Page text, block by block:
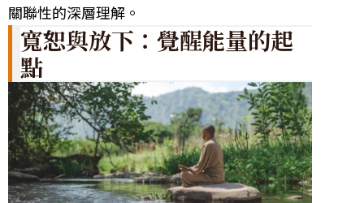
關聯性的深層理解。
寬恕與放下：覺醒能量的起
點